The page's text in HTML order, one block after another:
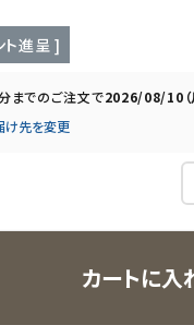
ト進呈 ]
までのご注文で2026/08/10（
け先を変更
カートに入